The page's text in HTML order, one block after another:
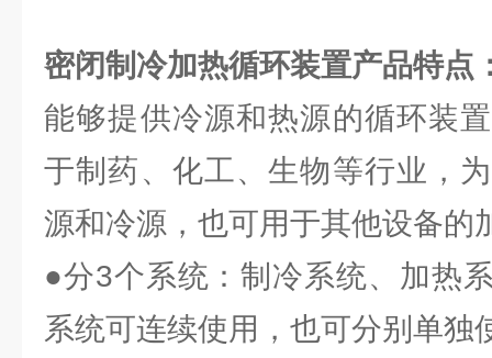
密闭制冷加热循环装置产品特点
能够提供冷源和热源的循环装
于制药、化工、生物等行业，
源和冷源，也可用于其他设备的
●分3个系统：制冷系统、加热
系统可连续使用，也可分别单独